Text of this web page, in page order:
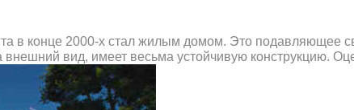
в конце 2000-х стал жилым домом. Это подавляющее
вид, имеет весьма устойчивую конструкцию.